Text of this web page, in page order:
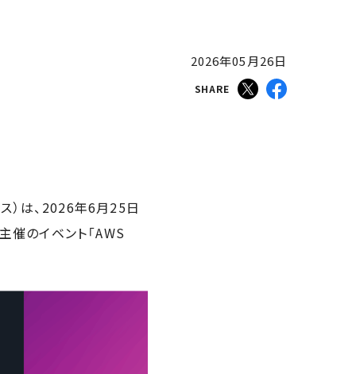
2026年05月26日
SHARE
）は、2026年6月25日
催のイベント「AWS